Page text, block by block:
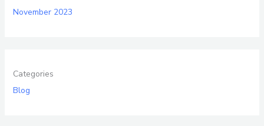
November 2023
Categories
Blog